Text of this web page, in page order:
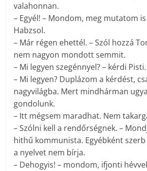
valahonnan.
– Egyél! – Mondom, meg mutatom
Habzsol.
– Már régen ehettél. – Szól hozzá
nem nagyon mondott semmit.
– Mi legyen szegénnyel? – kérdi Pisti.
– Mi legyen? Duplázom a kérdést,
nagyvilágba. Mert mindhárman
gondolunk.
– Itt mégsem maradhat. Nem
– Szólni kell a rendőrségnek. –
hithű kommunista. Egyébként
a nyelvet nem bírja.
– Dehogyis! – mondom, ifjonti